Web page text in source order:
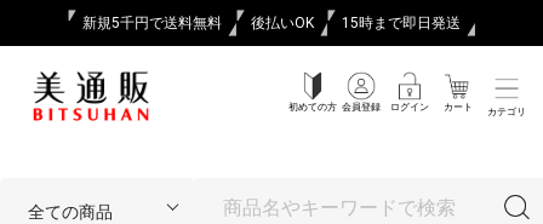
新規5千円で送料無料 後払いOK 15時まで即日発送
初めての方 会員登録 ログイン カート カテゴリ